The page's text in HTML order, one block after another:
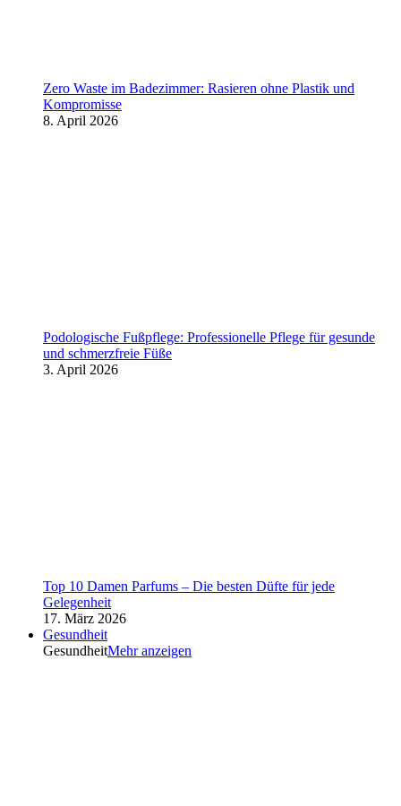
Zero Waste im Badezimmer: Rasieren ohne Plastik und
Kompromisse
8. April 2026
Podologische Fußpflege: Professionelle Pflege für gesunde
und schmerzfreie Füße
3. April 2026
Top 10 Damen Parfums – Die besten Düfte für jede
Gelegenheit
17. März 2026
Gesundheit
GesundheitMehr anzeigen